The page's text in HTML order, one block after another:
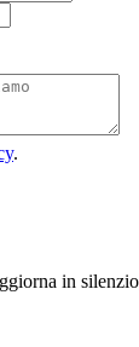
.
in